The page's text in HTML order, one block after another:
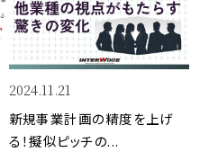
2024.11.21
新規事業計画の精度を上げ
る！擬似ピッチの...